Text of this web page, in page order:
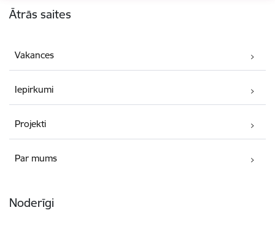
Ātrās saites
Vakances
Iepirkumi
Projekti
Par mums
Noderīgi